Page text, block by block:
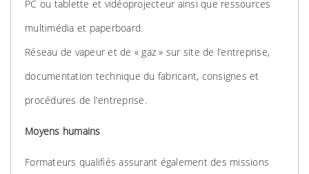
PC ou tablette et vidéoprojecteur ainsi que ressources
multimédia et paperboard.
Réseau de vapeur et de « gaz » sur site de l’entreprise,
documentation technique du fabricant, consignes et
procédures de l'entreprise.
Moyens humains
Formateurs qualifiés assurant également des missions